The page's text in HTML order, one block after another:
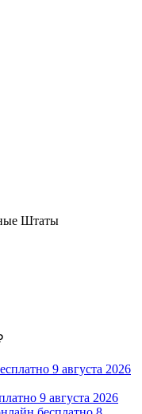
Штаты
9 августа 2026